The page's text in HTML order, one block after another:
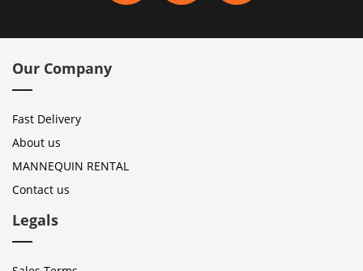
Our Company
Fast Delivery
About us
MANNEQUIN RENTAL
Contact us
Legals